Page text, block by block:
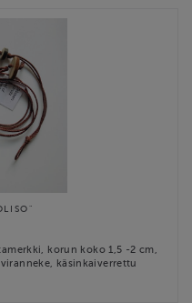
korun koko 1,5 -2 cm,
käsinkaiverrettu